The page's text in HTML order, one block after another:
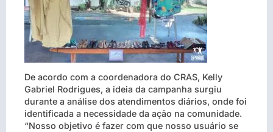
De acordo com a coordenadora do CRAS, Kelly
Gabriel Rodrigues, a ideia da campanha surgiu
durante a análise dos atendimentos diários, onde foi
identificada a necessidade da ação na comunidade.
“Nosso objetivo é fazer com que nosso usuário se